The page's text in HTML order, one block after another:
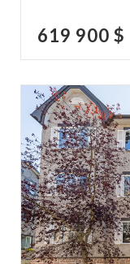
619 900 $